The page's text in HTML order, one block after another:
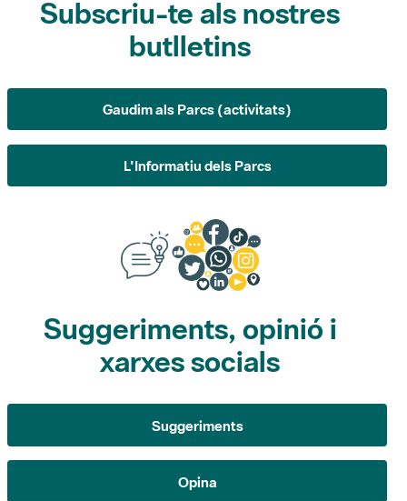
Gaudim als Parcs (activitats)
L'Informatiu dels Parcs
Suggeriments, opinió i
xarxes socials
Suggeriments
Opina
Xarxes socials